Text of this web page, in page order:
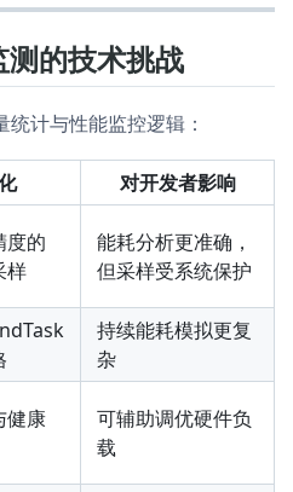
的技术挑战
计与性能监控逻辑：
对开发者影响
度的
样
能耗分析更准确，
但采样受系统保护
持续能耗模拟更复
杂
健康
可辅助调优硬件负
载